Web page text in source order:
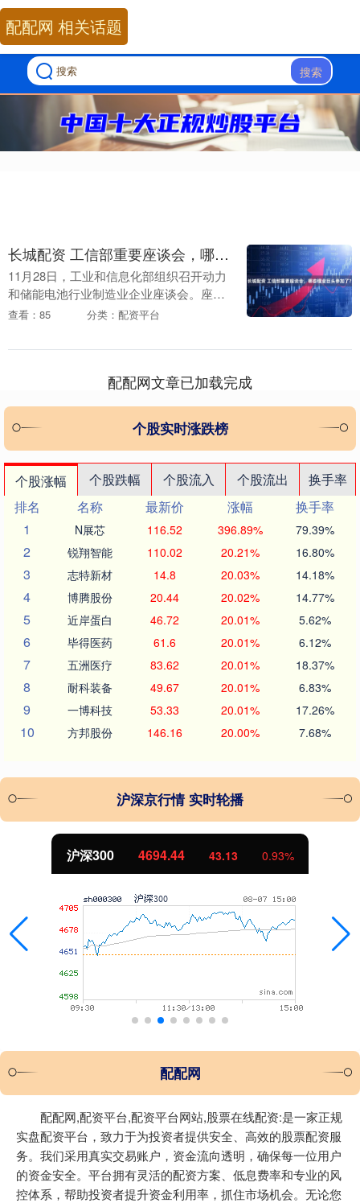
搜索
配配网 相关话题
长城配资 工信部重要座谈会，哪些锂业巨头参加了？
11月28日，工业和信息化部组织召开动力
和储能电池行业制造业企业座谈会。座谈
会围绕规范动力和储能电池产业竞争秩
情况介绍及意见....
查看：85 分类：配资平台
配配网文章已加载完成
个股实时涨跌榜
个股涨幅 个股跌幅 个股流入 个股流出
换手率
排名
名称 最新价 涨幅
换手率
1
N展芯 116.52 396.89% 79.39%
2 锐翔智能 110.02 20.21% 16.80%
3 志特新材 14.8 20.03% 14.18%
4 博腾股份 20.44 20.02% 14.77%
5 近岸蛋白 46.72 20.01% 5.62%
6 毕得医药 61.6 20.01% 6.12%
7 五洲医疗 83.62 20.01% 18.37%
8 耐科装备 49.67 20.01% 6.83%
9 一博科技 53.33 20.01% 17.26%
10 方邦股份 146.16 20.00% 7.68%
沪深京行情 实时轮播
沪深300 4694.44 43.13 0.93%
配配网
配配网,配资平台,配资平台网站,股票在线配资:是一家正规
实盘配资平台，致力于为投资者提供安全、高效的股票配资服
务。我们采用真实交易账户，资金流向透明，确保每一位用户
的资金安全。平台拥有灵活的配资方案、低息费率和专业的风
控体系，帮助投资者提升资金利用率，抓住市场机会。无论您